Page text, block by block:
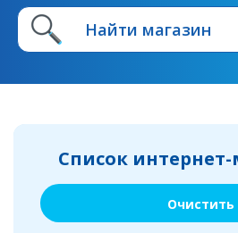
Список
Очистить